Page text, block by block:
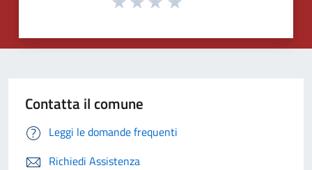
Contatta il comune
Leggi le domande frequenti
Richiedi Assistenza